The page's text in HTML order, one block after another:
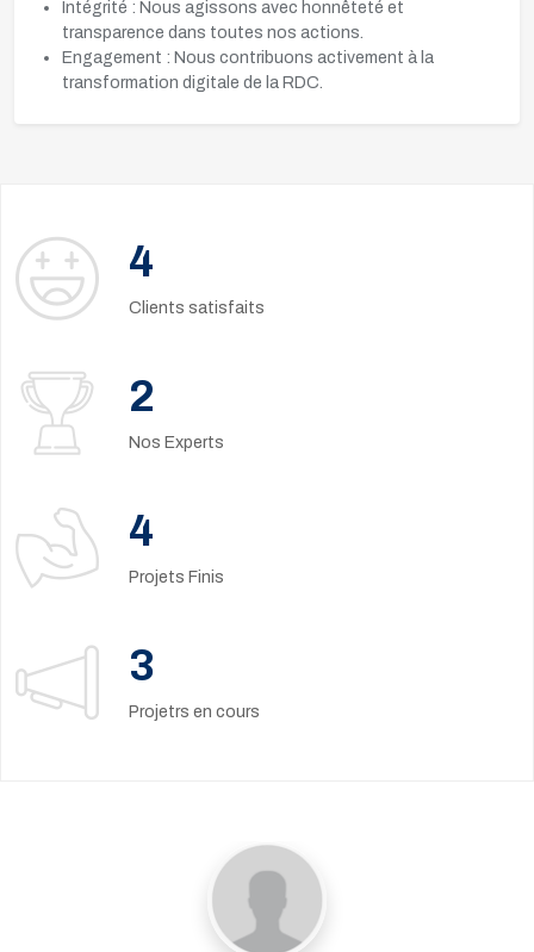
Intégrité : Nous agissons avec honnêteté et
transparence dans toutes nos actions.
Engagement : Nous contribuons activement à la
transformation digitale de la RDC.
5
Clients satisfaits
2
Nos Experts
4
Projets Finis
3
Projetrs en cours